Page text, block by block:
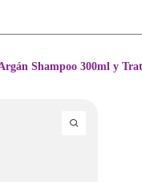
Shampoo 300ml y